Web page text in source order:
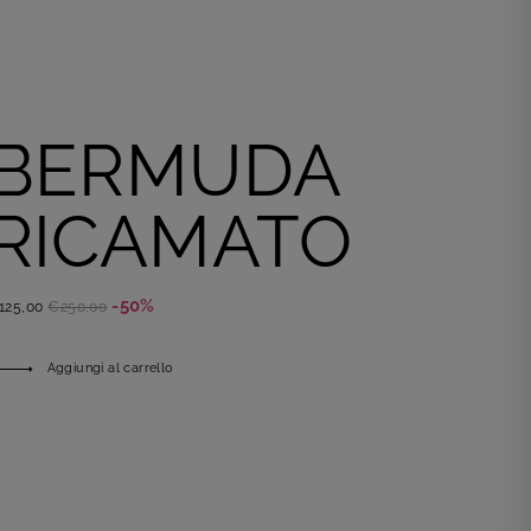
€250,00 -50%
Aggiungi al carrello